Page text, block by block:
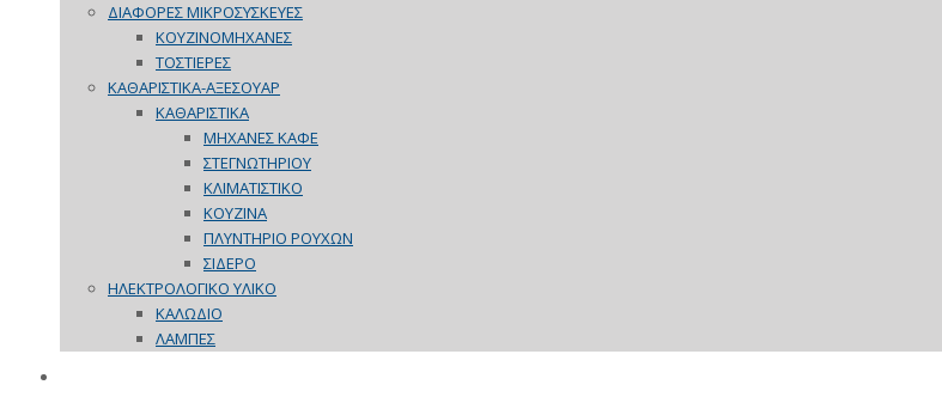
ΔΙΑΦΟΡΕΣ ΜΙΚΡΟΣΥΣΚΕΥΕΣ
ΚΟΥΖΙΝΟΜΗΧΑΝΕΣ
ΤΟΣΤΙΕΡΕΣ
ΚΑΘΑΡΙΣΤΙΚΑ-ΑΞΕΣΟΥΑΡ
ΚΑΘΑΡΙΣΤΙΚΑ
ΜΗΧΑΝΕΣ ΚΑΦΕ
ΣΤΕΓΝΩΤΗΡΙΟΥ
ΚΛΙΜΑΤΙΣΤΙΚΟ
ΚΟΥΖΙΝΑ
ΠΛΥΝΤΗΡΙΟ ΡΟΥΧΩΝ
ΣΙΔΕΡΟ
ΗΛΕΚΤΡΟΛΟΓΙΚΟ ΥΛΙΚΟ
ΚΑΛΩΔΙΟ
ΛΑΜΠΕΣ